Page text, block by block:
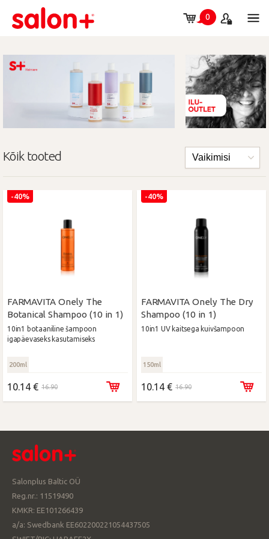
0
Kõik tooted
FARMAVITA Onely The
Botanical Shampoo (10 in 1)
10in1 botaaniline šampoon
igapäevaseks kasutamiseks
200ml
10.14 € 16.90
-40%
FARMAVITA Onely The Dry
Shampoo (10 in 1)
10in1 UV kaitsega kuivšampoon
150ml
10.14 € 16.90
-40%
Salonplus Baltic OÜ
Reg.nr.: 11519490
KMKR: EE101266439
a/a: Swedbank EE602200221054437505